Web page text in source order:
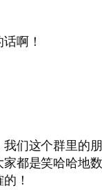
啊！
们这个群里的
都是笑哈哈地
！